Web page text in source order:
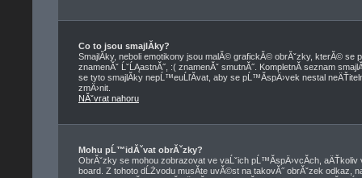
Co to jsou smajlĂ­ky?
SmajlĂ­ky, neboli emotikony jsou malĂ© grafickĂ© obrĂˇzky, kterĂ©
znamenĂˇ ĹˇĹĄastnĂ˝, :( znamenĂˇ smutnĂ˝. KompletnĂ­ seznam
se tyto smajlĂ­ky nepĹ™euĹľĂ­vat, aby se pĹ™Ă­spÄ›vek nestal
zmÄ›nit.
NĂˇvrat nahoru
Mohu pĹ™idĂˇvat obrĂˇzky?
ObrĂˇzky se mohou zobrazovat ve vaĹˇich pĹ™Ă­spÄ›vcĂ­ch,
board. Z tohoto dĹŻvodu musĂ­te uvĂ©st na takovĂ˝ obrĂˇzek